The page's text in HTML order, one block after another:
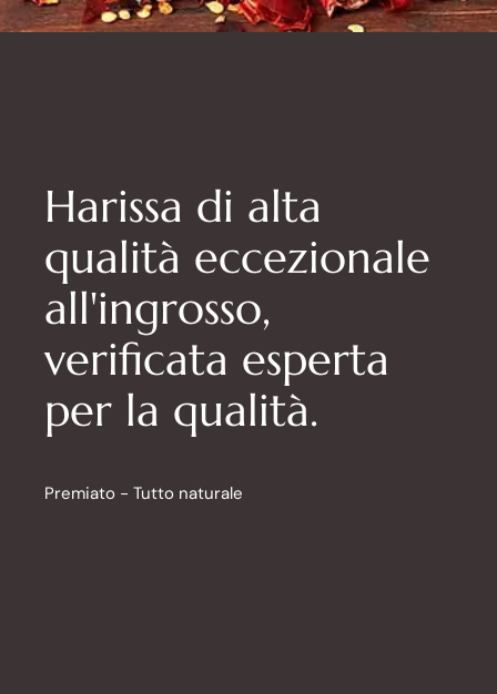
Harissa di alta
qualità eccezionale
all'ingrosso,
verificata esperta
per la qualità.
Premiato - Tutto naturale